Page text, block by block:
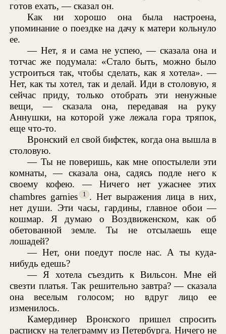
готов ехать, — сказал он.
Как ни хорошо она была настроена,
упоминание о поездке на дачу к матери кольнуло
ее.
— Нет, я и сама не успею, — сказала она и
тотчас же подумала: «Стало быть, можно было
устроиться так, чтобы сделать, как я хотела». —
Нет, как ты хотел, так и делай. Иди в столовую, я
сейчас приду, только отобрать эти ненужные
вещи, — сказала она, передавая на руку
Аннушки, на которой уже лежала гора тряпок,
еще что-то.
Вронский ел свой бифстек, когда она вышла в
столовую.
— Ты не поверишь, как мне опостылели эти
комнаты, — сказала она, садясь подле него к
своему кофею. — Ничего нет ужаснее этих
chambres garnies
1 . Нет выражения лица в них,
нет души. Эти часы, гардины, главное обои —
кошмар. Я думаю о Воздвиженском, как об
обетованной земле. Ты не отсылаешь еще
лошадей?
— Нет, они поедут после нас. А ты куда-
нибудь едешь?
— Я хотела съездить к Вильсон. Мне ей
свезти платья. Так решительно завтра? — сказала
она веселым голосом; но вдруг лицо ее
изменилось.
Камердинер Вронского пришел спросить
расписку на телеграмму из Петербурга. Ничего не